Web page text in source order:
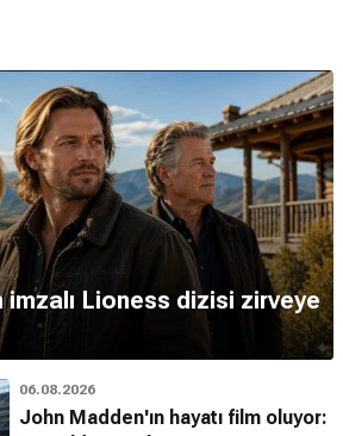
imzalı Lioness dizisi zirveye
06.08.2026
John Madden'ın hayatı film oluyor: